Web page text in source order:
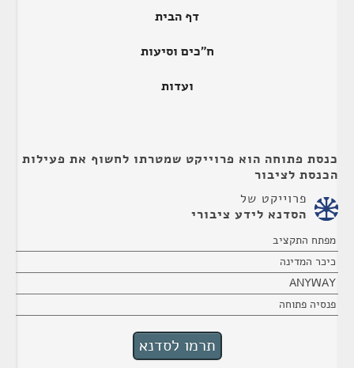
דף הבית
ח"כים וסיעות
ועדות
כנסת פתוחה הוא פרוייקט שמטרתו לחשוף את פעילות
הכנסת לציבור
פרוייקט של
הסדנא לידע ציבורי
מפתח התקציב
כיכר המדינה
ANYWAY
פנסיה פתוחה